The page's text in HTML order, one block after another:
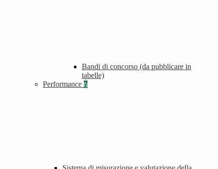
Bandi di concorso (da pubblicare in
tabelle)
Performance 7